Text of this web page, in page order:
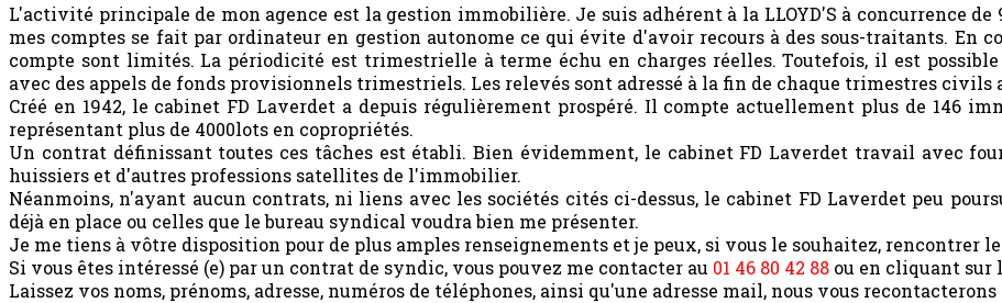
L'activité principale de mon agence est la gestion immobilière. Je suis adhérent à la LLOYD'S à concurrence de
mes comptes se fait par ordinateur en gestion autonome ce qui évite d'avoir recours à des sous-traitants. En
compte sont limités. La périodicité est trimestrielle à terme échu en charges réelles. Toutefois, il est
avec des appels de fonds provisionnels trimestriels. Les relevés sont adressé à la fin de chaque trimestres civils
Créé en 1942, le cabinet FD Laverdet a depuis régulièrement prospéré. Il compte actuellement plus de 146
représentant plus de 4000lots en copropriétés.
Un contrat définissant toutes ces tâches est établi. Bien évidemment, le cabinet FD Laverdet travail avec
huissiers et d'autres professions satellites de l'immobilier.
Néanmoins, n'ayant aucun contrats, ni liens avec les sociétés cités ci-dessus, le cabinet FD Laverdet peu
déjà en place ou celles que le bureau syndical voudra bien me présenter.
Je me tiens à vôtre disposition pour de plus amples renseignements et je peux, si vous le souhaitez, rencontrer
Si vous êtes intéressé (e) par un contrat de syndic, vous pouvez me contacter au 01 46 80 42 88 ou en cliquant sur
Laissez vos noms, prénoms, adresse, numéros de téléphones, ainsi qu'une adresse mail, nous vous